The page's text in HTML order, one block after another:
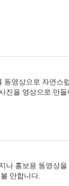
영상으로 자연스
진을 영상으로 만들
홍보용 동영상을
만합니다.